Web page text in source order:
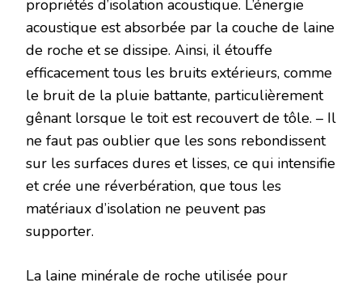
propriétés d’isolation acoustique. L’énergie
acoustique est absorbée par la couche de laine
de roche et se dissipe. Ainsi, il étouffe
efficacement tous les bruits extérieurs, comme
le bruit de la pluie battante, particulièrement
gênant lorsque le toit est recouvert de tôle. – Il
ne faut pas oublier que les sons rebondissent
sur les surfaces dures et lisses, ce qui intensifie
et crée une réverbération, que tous les
matériaux d’isolation ne peuvent pas
supporter.
La laine minérale de roche utilisée pour